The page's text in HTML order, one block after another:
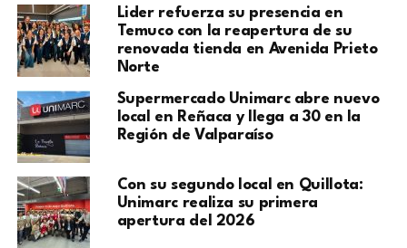
Lider refuerza su presencia en
Temuco con la reapertura de su
renovada tienda en Avenida Prieto
Norte
Supermercado Unimarc abre nuevo
local en Reñaca y llega a 30 en la
Región de Valparaíso
Con su segundo local en Quillota:
Unimarc realiza su primera
apertura del 2026